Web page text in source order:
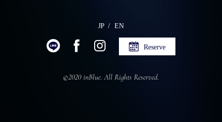
JP EN
Reserve
©2020 inBlue. All Rights Reserved.